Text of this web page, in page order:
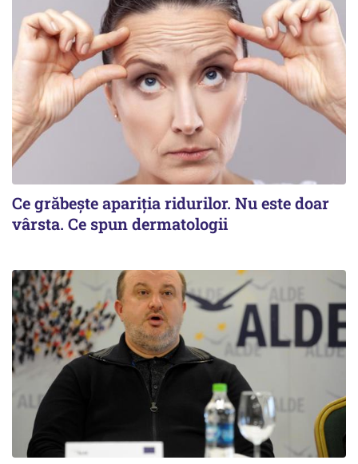
Ce grăbește apariția ridurilor. Nu este doar
vârsta. Ce spun dermatologii